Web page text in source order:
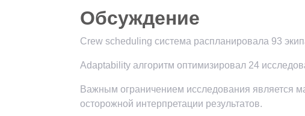
Обсуждение
Crew scheduling система распланировала 93
Adaptability алгоритм оптимизировал 24
Важным ограничением исследования является
осторожной интерпретации результатов.